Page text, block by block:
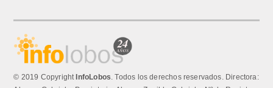
© 2019 CopyrightInfoLobos. Todos los derechos reservados. Directora: